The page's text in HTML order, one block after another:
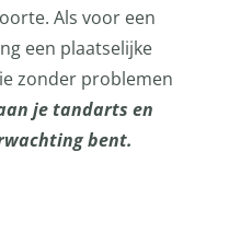
Als voor een
een plaatselijke
zonder problemen
je tandarts en
bent.